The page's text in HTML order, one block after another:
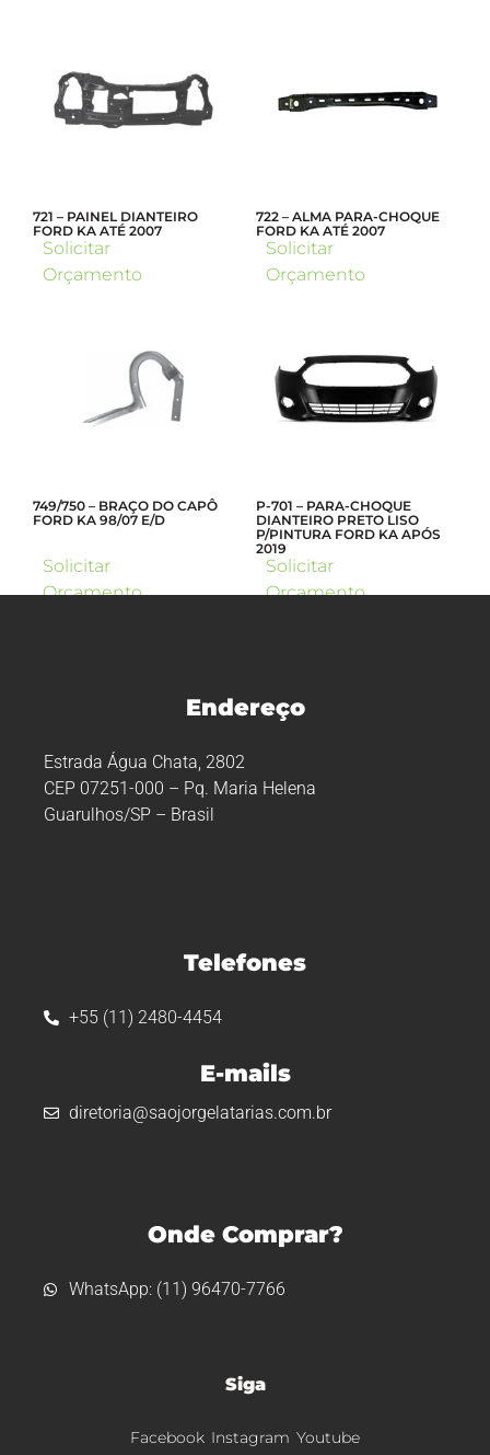
721 – PAINEL DIANTEIRO
FORD KA ATÉ 2007
Solicitar
Orçamento
722 – ALMA PARA-CHOQUE
FORD KA ATÉ 2007
Solicitar
Orçamento
749/750 – BRAÇO DO CAPÔ
FORD KA 98/07 E/D
Solicitar
Orçamento
P-701 – PARA-CHOQUE
DIANTEIRO PRETO LISO
P/PINTURA FORD KA APÓS
2019
Solicitar
Orçamento
Endereço
Estrada Água Chata, 2802
CEP 07251-000 – Pq. Maria Helena
Guarulhos/SP – Brasil
Telefones
+55 (11) 2480-4454
E-mails
diretoria@saojorgelatarias.com.br
Onde Comprar?
WhatsApp: (11) 96470-7766
Siga
Facebook Instagram Youtube